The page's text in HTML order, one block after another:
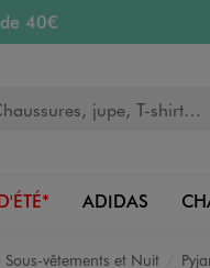
40€
magasin
ADIDAS
Sous-vêtements et Nuit